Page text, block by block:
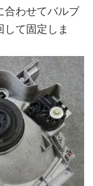
合わせてバルブ
て固定しま